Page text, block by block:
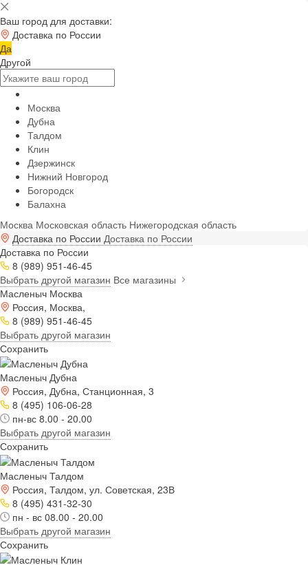
Ваш город для доставки:
Доставка по России
Да
Другой
Москва
Дубна
Талдом
Клин
Дзержинск
Нижний Новгород
Богородск
Балахна
Москва Московская область Нижегородская область
Доставка по России Доставка по России
Доставка по России
8 (989) 951-46-45
Выбрать другой магазин Все магазины
Масленыч Москва
Россия, Москва,
8 (989) 951-46-45
Выбрать другой магазин
Сохранить
Масленыч Дубна
Россия, Дубна, Станционная, 3
8 (495) 106-06-28
пн-вс 8.00 - 20.00
Выбрать другой магазин
Сохранить
Масленыч Талдом
Россия, Талдом, ул. Советская, 23В
8 (495) 431-32-30
пн - вс 08.00 - 20.00
Выбрать другой магазин
Сохранить